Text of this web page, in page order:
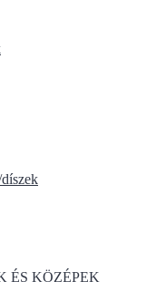
ÉS KÖZÉPEK